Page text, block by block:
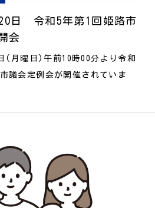
日 令和5年第1回姫路市
会
(月曜日)午前10時00分より令和
議会定例会が開催されていま